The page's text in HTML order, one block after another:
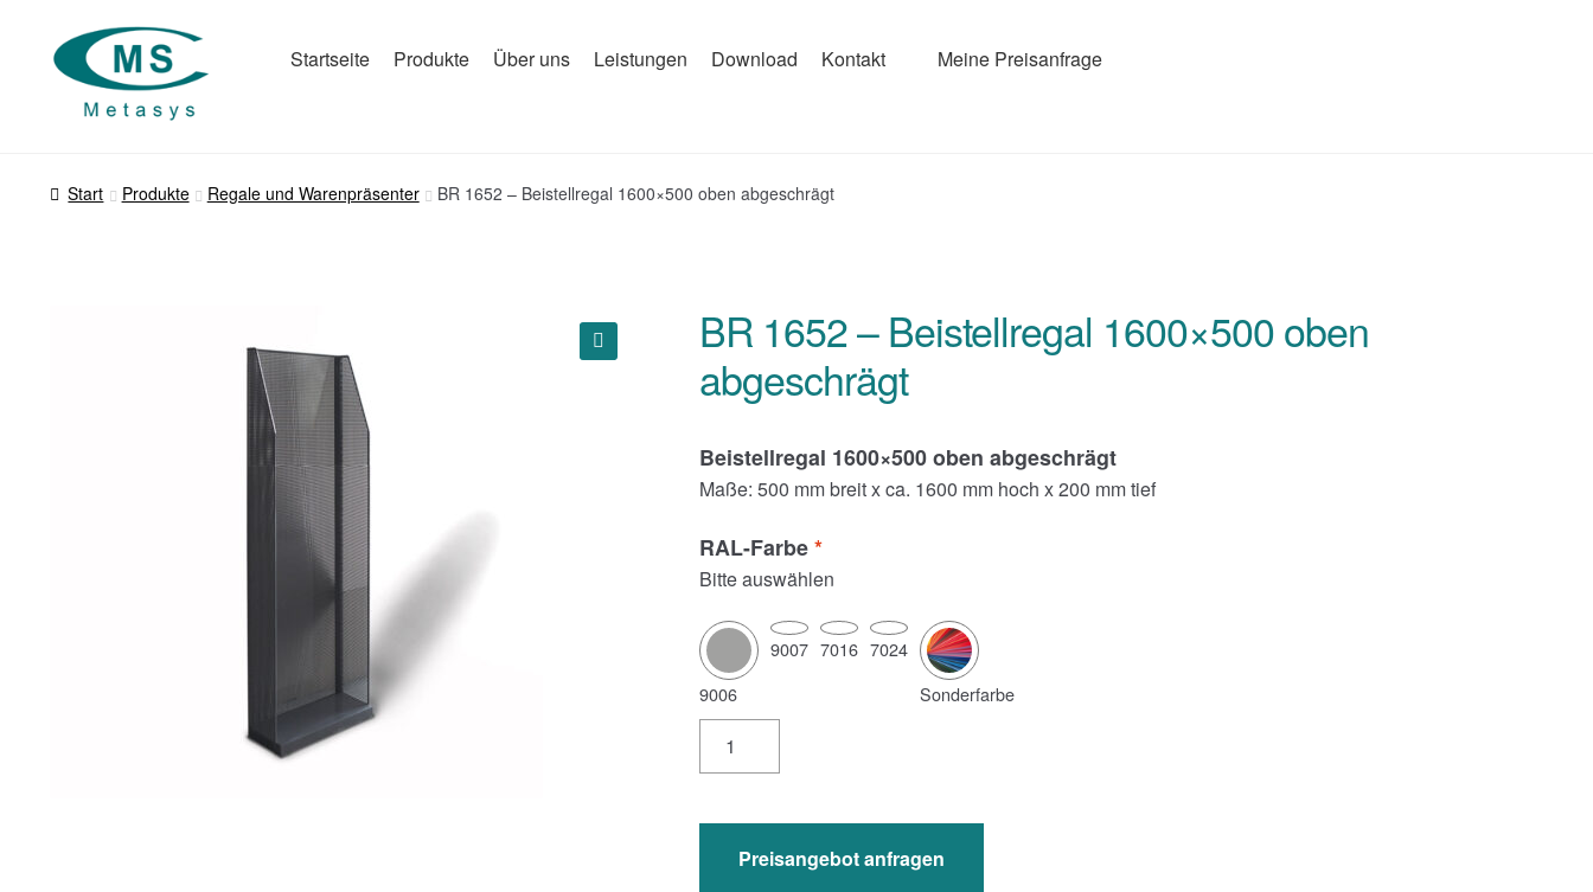
Zur
Navigation
springen
Zum
Inhalt
springen
Startseite Produkte Über uns Leistungen Download Kontakt Meine Preisanfrage
Start Produkte Regale und Warenpräsenter BR 1652 – Beistellregal 1600×500 oben abgeschrägt
BR 1652 – Beistellregal 1600×500 oben
abgeschrägt
Beistellregal 1600×500 oben abgeschrägt
Maße: 500 mm breit x ca. 1600 mm hoch x 200 mm tief
RAL-Farbe *
Bitte auswählen
9006
9007 7016 7024
Sonderfarbe
1652
Beistellregal
1600x500
Preisangebot anfragen